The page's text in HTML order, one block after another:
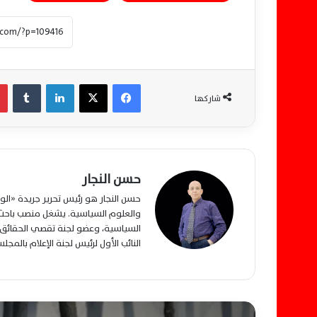
شاركها
فيسبوك ‫X لينكدإن
حسن النجار
حسن النجار هو رئيس تحرير جريدة
والعلوم السياسية. يشغل منصب
السياسية، وعضو لجنة تقصي
النائب الأول لرئيس لجنة الإعلام